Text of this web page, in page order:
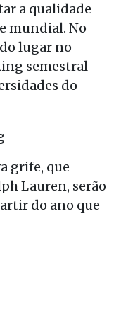
a qualidade
mundial. No
lugar no
semestral
do
grife, que
Lauren, serão
do ano que